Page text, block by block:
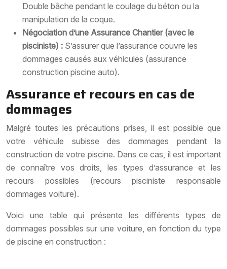
Double bâche pendant le coulage du béton ou la
manipulation de la coque.
Négociation d’une Assurance Chantier (avec le
pisciniste) : S’assurer que l’assurance couvre les
dommages causés aux véhicules (assurance
construction piscine auto).
Assurance et recours en cas de
dommages
Malgré toutes les précautions prises, il est possible que
votre véhicule subisse des dommages pendant la
construction de votre piscine. Dans ce cas, il est important
de connaître vos droits, les types d’assurance et les
recours possibles (recours pisciniste responsable
dommages voiture).
Voici une table qui présente les différents types de
dommages possibles sur une voiture, en fonction du type
de piscine en construction :